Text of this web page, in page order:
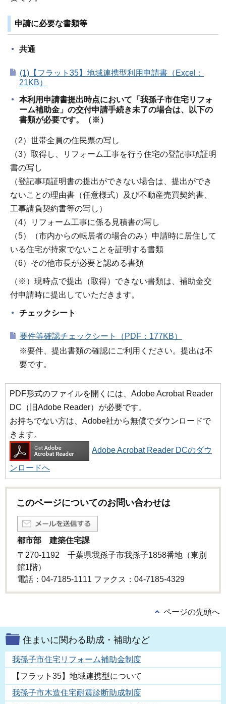
申請に必要な書類等
共通
(1)【フラット35】地域連携型利用申請書（Excel：
21KB）
本利用申請書提出時点において「我孫子市住宅リフォ
ーム補助金」の交付申請手続き未了の場合は、以下の
書類が必要です。（※）
（2）世帯全員の住民票の写し
（3）取得し、リフォーム工事を行う住宅の登記事項証明
書の写し
（登記事項証明書の提出ができない場合は、提出ができ
ないことの理由書（任意様式）及び不動産売買契約書、
工事請負契約書等の写し）
（4）リフォーム工事に係る見積書の写し
（5）（市内からの転居者の場合のみ）申請時に居住して
いる住宅が持家でないことを証明する書類
（6）その他市長が必要と認める書類
（※）現時点で提出（取得）できない書類は、補助金交
付申請時に提出していただきます。
チェックシート
要件等確認チェックシート（PDF：177KB）
※要件、提出書類の確認にご利用ください。提出は不
要です。
PDF形式のファイルを開くには、Adobe Acrobat Reader
DC（旧Adobe Reader）が必要です。
お持ちでない方は、Adobe社から無償でダウンロードで
きます。
Adobe Acrobat Reader DCのダウ
ンロードへ
このページについてのお問い合わせは
都市部 建築住宅課
〒270-1192 千葉県我孫子市我孫子1858番地（東別
館1階）
電話：04-7185-1111 ファクス：04-7185-4329
ページの先頭へ
住まいに関わる助成・補助など
我孫子市住宅リフォーム補助金制度
【フラット35】地域連携型について
我孫子市木造住宅耐震診断助成制度